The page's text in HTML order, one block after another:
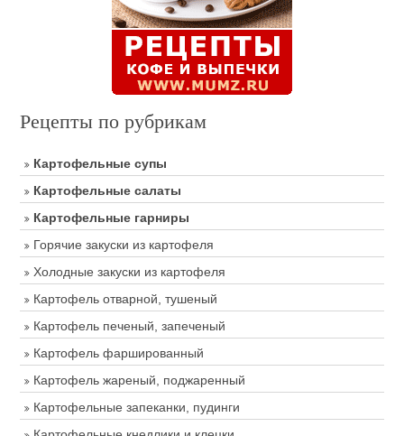
Рецепты по рубрикам
Картофельные супы
Картофельные салаты
Картофельные гарниры
Горячие закуски из картофеля
Холодные закуски из картофеля
Картофель отварной, тушеный
Картофель печеный, запеченый
Картофель фаршированный
Картофель жареный, поджаренный
Картофельные запеканки, пудинги